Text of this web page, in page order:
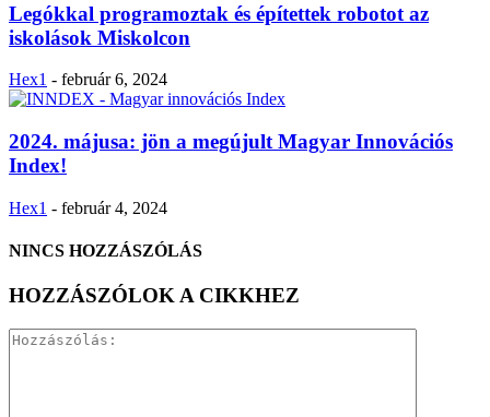
Legókkal programoztak és építettek robotot az
iskolások Miskolcon
Hex1 - február 6, 2024
2024. májusa: jön a megújult Magyar Innovációs
Index!
Hex1 - február 4, 2024
NINCS HOZZÁSZÓLÁS
HOZZÁSZÓLOK A CIKKHEZ